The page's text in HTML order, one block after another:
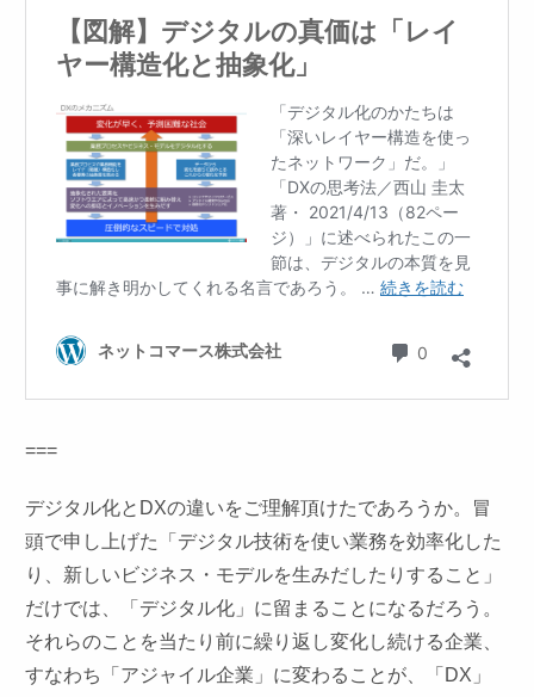
===
デジタル化とDXの違いをご理解頂けたであろうか。冒
頭で申し上げた「デジタル技術を使い業務を効率化した
り、新しいビジネス・モデルを生みだしたりすること」
だけでは、「デジタル化」に留まることになるだろう。
それらのことを当たり前に繰り返し変化し続ける企業、
すなわち「アジャイル企業」に変わることが、「DX」